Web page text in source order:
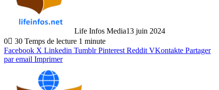
Life Infos Media13 juin 2024
0
30 Temps de lecture 1 minute
Facebook X Linkedin Tumblr Pinterest Reddit VKontakte Partager
par email Imprimer